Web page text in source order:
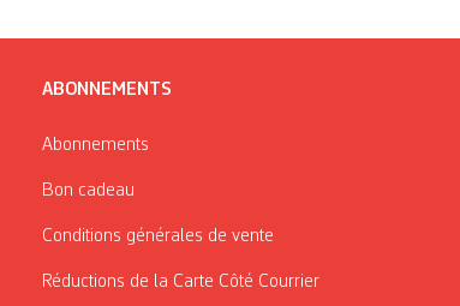
ABONNEMENTS
Abonnements
Bon cadeau
Conditions générales de vente
Réductions de la Carte Côté Courrier